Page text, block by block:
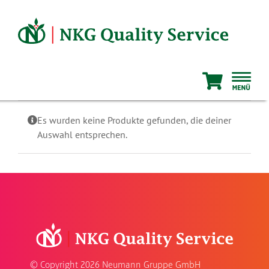
springen
Es wurden keine Produkte gefunden, die deiner
Auswahl entsprechen.
© Copyright 2026 Neumann Gruppe GmbH